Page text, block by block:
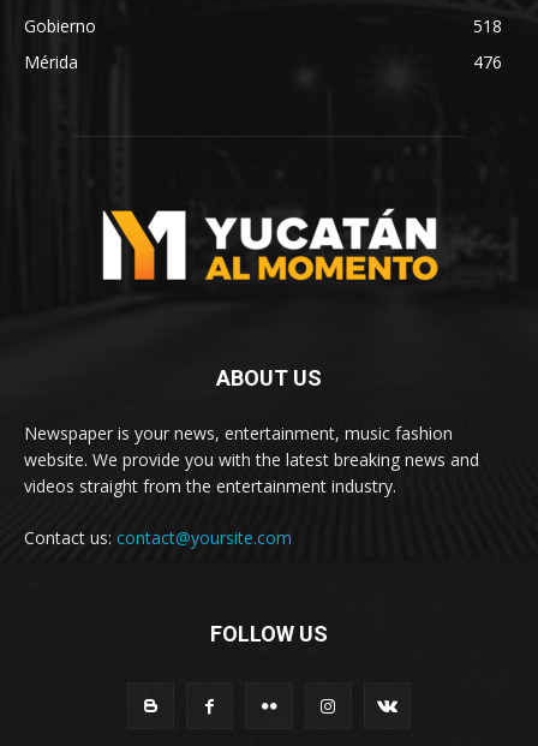
Gobierno
518
Mérida
476
ABOUT US
Newspaper is your news, entertainment, music fashion
website. We provide you with the latest breaking news and
videos straight from the entertainment industry.
Contact us: contact@yoursite.com
FOLLOW US